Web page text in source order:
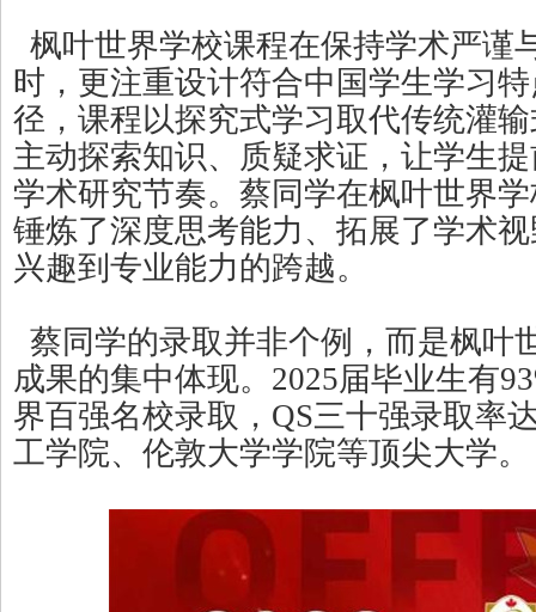
枫叶世界学校课程在保持学术严谨
时，更注重设计符合中国学生学习
径，课程以探究式学习取代传统灌
主动探索知识、质疑求证，让学生
学术研究节奏。蔡同学在枫叶世界
锤炼了深度思考能力、拓展了学术
兴趣到专业能力的跨越。
蔡同学的录取并非个例，而是枫叶
成果的集中体现。2025届毕业生有
界百强名校录取，QS三十强录取率
工学院、伦敦大学学院等顶尖大学。